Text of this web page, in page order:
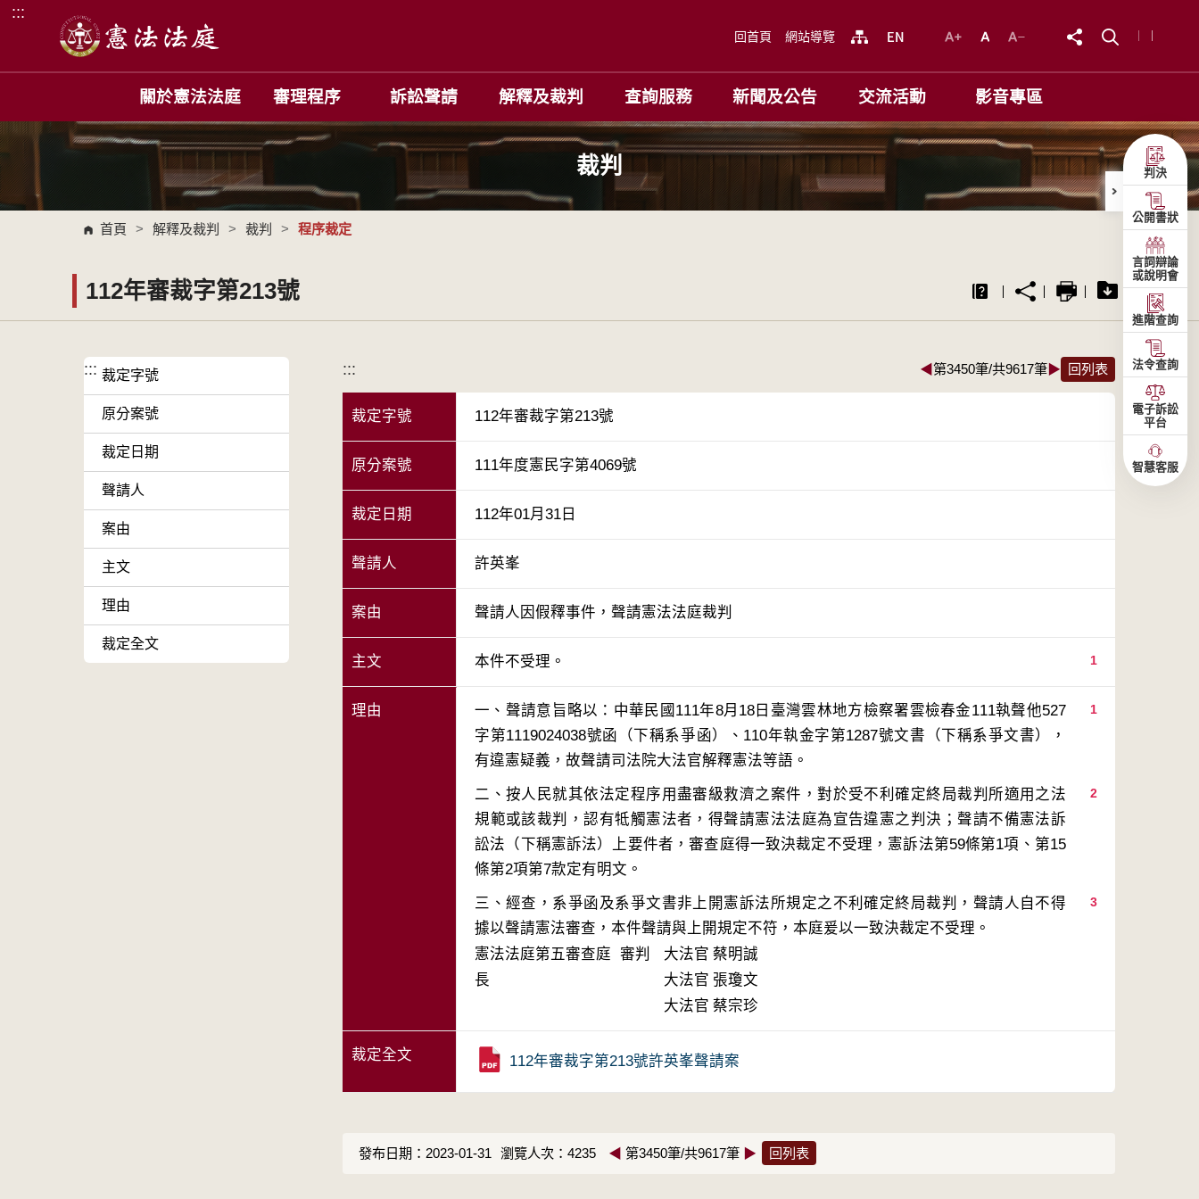
跳到主要內容區塊
:::
回首頁 網站導覽
關於憲法法庭 審理程序 訴訟聲請 解釋及裁判 查詢服務 新聞及公告 交流活動 影音專區
裁判
首頁 > 解釋及裁判 > 裁判 > 程序裁定
112年審裁字第213號
::: 裁定字號
原分案號
裁定日期
聲請人
案由
主文
理由
裁定全文
::: ◀第3450筆/共9617筆▶ 回列表
裁定字號 112年審裁字第213號
原分案號 111年度憲民字第4069號
裁定日期 112年01月31日
聲請人 許英峯
案由 聲請人因假釋事件，聲請憲法法庭裁判
主文 1
本件不受理。
理由 1
一、聲請意旨略以：中華民國111年8月18日臺灣雲林地方檢察署雲檢春金111執聲他527
字第1119024038號函（下稱系爭函）、110年執金字第1287號文書（下稱系爭文書），
2
二、按人民就其依法定程序用盡審級救濟之案件，對於受不利確定終局裁判所適用之法
規範或該裁判，認有牴觸憲法者，得聲請憲法法庭為宣告違憲之判決；聲請不備憲法訴
訟法（下稱憲訴法）上要件者，審查庭得一致決裁定不受理，憲訴法第59條第1項、第15
3
三、經查，系爭函及系爭文書非上開憲訴法所規定之不利確定終局裁判，聲請人自不得
據以聲請憲法審查，本件聲請與上開規定不符，本庭爰以一致決裁定不受理。
憲法法庭第五審查庭 審判
長
大法官 蔡明誠
大法官 張瓊文
大法官 蔡宗珍
裁定全文 112年審裁字第213號許英峯聲請案
發布日期：2023-01-31 瀏覽人次：4235 ◀ 第3450筆/共9617筆 ▶ 回列表
判決
公開書狀
言詞辯論
或說明會
進階查詢
法令查詢
電子訴訟
平台
智慧客服